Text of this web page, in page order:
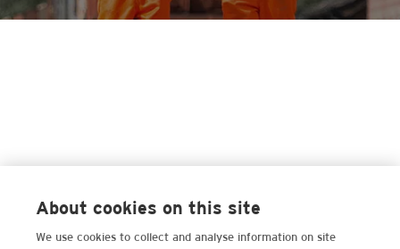
About cookies on this site
We use cookies to collect and analyse information on site